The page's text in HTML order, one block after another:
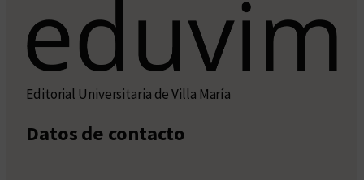
Editorial Universitaria de Villa María
Datos de contacto